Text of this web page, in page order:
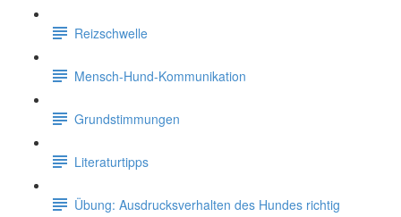
Reizschwelle
Mensch-Hund-Kommunikation
Grundstimmungen
Literaturtipps
Übung: Ausdrucksverhalten des Hundes richtig